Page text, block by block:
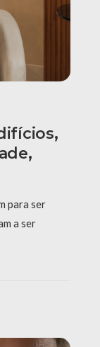
para ser
a ser